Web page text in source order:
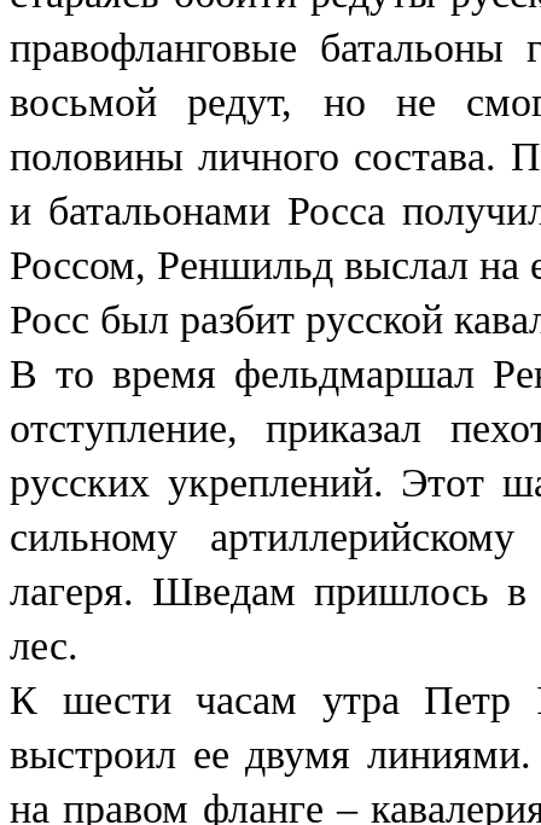
правофланговые батальоны
восьмой редут, но не
половины личного
и батальонами Росса
Россом, Реншильд выслал на
Росс был разбит русской
В то время фельдмаршал
отступление, приказал
русских укреплений. Этот
сильному
лагеря. Шведам пришлось в
лес.
К шести часам утра Петр
выстроил ее двумя
на правом фланге –